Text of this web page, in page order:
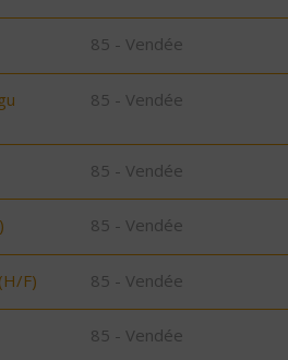
85 - Vendée
85 - Vendée
85 - Vendée
85 - Vendée
F) 85 - Vendée
85 - Vendée